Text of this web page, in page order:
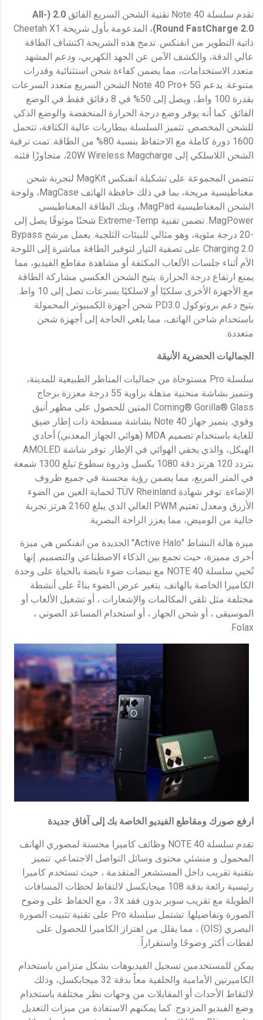
تقدم سلسلة Note 40 تقنية الشحن السريع الفائق 2.0
(All-
Round FastCharge 2.0)
، المدعومة بأول شريحة Cheetah X1
ذاتية التطوير من انفنكس. تدمج هذه الشريحة اكتشاف الطاقة
عالي الدقة، والكشف الآمن عن الجهد الكهربي، ودعم المشهد
متعدد الاستخدامات، مما يضمن كفاءة شحن استثنائية وقدرات
متنوعة. يدعم Note 40 Pro+ 5G الشحن السريع متعدد السرعات
بقدرة 100 واط، ويصل إلى 50% في 8 دقائق فقط في الوضع
الفائق. كما أنه يوفر وضع درجة الحرارة المنخفضة والوضع الذكي
للشحن المخصص. تتميز السلسلة ببطاريات عالية الكثافة، تتحمل
1600 دورة كاملة مع الاحتفاظ بنسبة 80% من الطاقة. تمت ترقية
الشحن اللاسلكي إلى 20W Wireless Magcharge، متجاوزًا فئته.
تتضمن المجموعة على تشكيلة انفنكس MagKit لتجربة شحن
مغناطيسية مريحة، بما في ذلك حافظة الهاتف MagCase، ولوحة
الشحن المغناطيسية MagPad، وبنك الطاقة المغناطيسي
MagPower. تضمن تقنية Extreme-Temp شحنًا موثوقًا يصل إلى
-20 درجة مئوية، وهو مثالي للبيئات الثلجية. يعمل مرشح Bypass
Charging 2.0 على تصفية التيار لتوفير الطاقة مباشرة إلى اللوحة
الأم أثناء جلسات الألعاب المكثفة أو مشاهدة مقاطع الفيديو، مما
يمنع ارتفاع درجة الحرارة. يتيح الشحن العكسي مشاركة الطاقة
مع الأجهزة الأخرى سلكيًا أو لاسلكيًا بسرعات تصل إلى 10 واط.
يتيح دعم بروتوكول PD3.0 شحن أجهزة الكمبيوتر المحمولة
باستخدام شاحن الهاتف، مما يلغي الحاجة إلى أجهزة شحن
متعددة.
الجماليات الحضرية الأنيقة
سلسلة Pro مستوحاة من جماليات المناظر الطبيعية للمدينة،
وتتميز بشاشة منحنية مذهلة بزاوية 55 درجة معززة بزجاج
Corning® Gorilla® Glass المتين للحصول على مظهر أنيق
وقوي. يتميز جهاز Note 40 بشاشة مسطحة ذات إطار ضيق
للغاية باستخدام تصميم MDA (هوائي الجهاز المعدني) أحادي
الهيكل، والذي يخفي الهوائي في الإطار. توفر شاشة AMOLED
بتردد 120 هرتز دقة 1080 بكسل وذروة سطوع تبلغ 1300 شمعة
في المتر المربع، مما يضمن رؤية محسنة في جميع ظروف
الإضاءة. توفر شهادة TÜV Rheinland لحماية العين من الضوء
الأزرق ومعدل تعتيم PWM العالي الذي يبلغ 2160 هرتز تجربة
خالية من الوميض، مما يعزز الراحة البصرية.
ميزة هالة النشاط "Active Halo" الجديدة من انفنكس هي ميزة
أخرى مميزة، حيث تجمع بين الذكاء الاصطناعي والتصميم. إنها
تُحيي سلسلة NOTE 40 مع نبضات ضوء نابضة بالحياة على وحدة
الكاميرا الخاصة بالهاتف. يتغير عرض الضوء بناءً على أنشطة
مختلفة مثل تلقي المكالمات والإشعارات ، أو تشغيل الألعاب أو
الموسيقى ، أو شحن الجهاز ، أو استخدام المساعد الصوتي ،
Folax.
ارفع صورك ومقاطع الفيديو الخاصة بك إلى آفاق جديدة
تقدم سلسلة NOTE 40 وظائف كاميرا محسنة لمصوري الهاتف
المحمول و منشئي محتوى وسائل التواصل الاجتماعي. تتميز
بتقنية تقريب داخل المستشعر المتقدمة ، حيث تستخدم كاميرا
رئيسية رائعة بدقة 108 ميجابكسل لالتقاط لحظات المسافات
الطويلة مع تقريب سوبر بدون فقد 3x ، مع الحفاظ على وضوح
الصورة وتفاصيلها. تشتمل سلسلة Pro على تقنية تثبيت الصورة
البصري (OIS) ، مما يقلل من اهتزاز الكاميرا للحصول على
لقطات أكثر وضوحًا واستقراراً.
يمكن للمستخدمين تسجيل الفيديوهات بشكل متزامن باستخدام
الكاميرتين الأمامية والخلفية معاً بدقة 32 ميجابكسل، وذلك
لالتقاط الأحداث أو المقابلات من وجهات نظر مختلفة باستخدام
وضع الفيديو المزدوج. كما يمكنهم الاستفادة من ميزات التعديل